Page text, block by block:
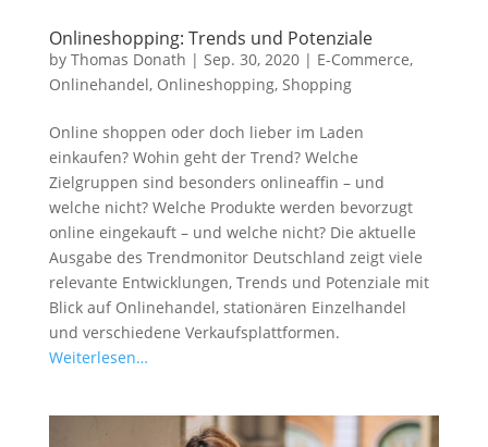
Onlineshopping: Trends und Potenziale
by Thomas Donath | Sep. 30, 2020| E-Commerce,
Onlinehandel, Onlineshopping, Shopping
Online shoppen oder doch lieber im Laden
einkaufen? Wohin geht der Trend? Welche
Zielgruppen sind besonders onlineaffin – und
welche nicht? Welche Produkte werden bevorzugt
online eingekauft – und welche nicht? Die aktuelle
Ausgabe des Trendmonitor Deutschland zeigt viele
relevante Entwicklungen, Trends und Potenziale mit
Blick auf Onlinehandel, stationären Einzelhandel
und verschiedene Verkaufsplattformen.
Weiterlesen…